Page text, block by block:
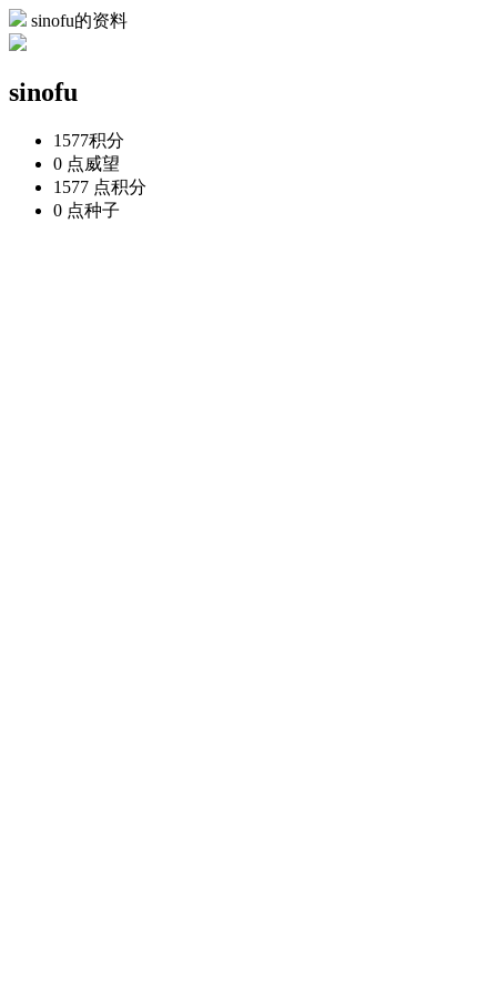
sinofu的资料
sinofu
1577积分
0 点威望
1577 点积分
0 点种子